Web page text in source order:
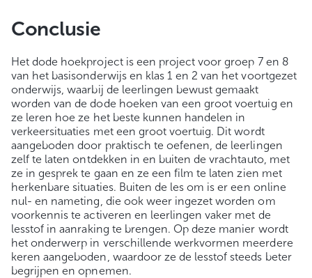
Conclusie
Het dode hoekproject is een project voor groep 7 en 8
van het basisonderwijs en klas 1 en 2 van het voortgezet
onderwijs, waarbij de leerlingen bewust gemaakt
worden van de dode hoeken van een groot voertuig en
ze leren hoe ze het beste kunnen handelen in
verkeersituaties met een groot voertuig. Dit wordt
aangeboden door praktisch te oefenen, de leerlingen
zelf te laten ontdekken in en buiten de vrachtauto, met
ze in gesprek te gaan en ze een film te laten zien met
herkenbare situaties. Buiten de les om is er een online
nul- en nameting, die ook weer ingezet worden om
voorkennis te activeren en leerlingen vaker met de
lesstof in aanraking te brengen. Op deze manier wordt
het onderwerp in verschillende werkvormen meerdere
keren aangeboden, waardoor ze de lesstof steeds beter
begrijpen en opnemen.